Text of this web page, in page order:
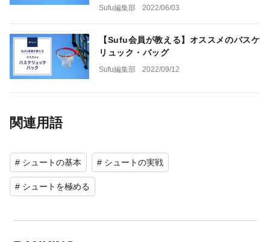
Sufu編集部 2022/06/03
【Sufu会員が教える】オススメのバスケ
リュック・バッグ
Sufu編集部 2022/09/12
関連用語
# シュートの基本 # シュートの実戦
# シュートを極める